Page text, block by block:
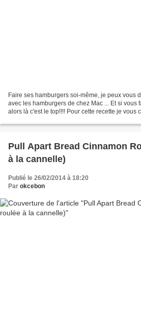
Faire ses hamburgers soi-même, je peux vous
avec les hamburgers de chez Mac ... Et si vous
alors là c'est le top!!!! Pour cette recette je vous
Pull Apart Bread Cinnamon
à la cannelle)
Publié le 26/02/2014 à 18:20
Par okcebon